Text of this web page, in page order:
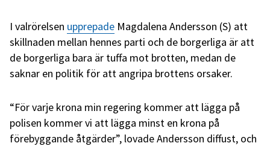
I valrörelsen upprepade Magdalena Andersson (S) att
skillnaden mellan hennes parti och de borgerliga är att
de borgerliga bara är tuffa mot brotten, medan de
saknar en politik för att angripa brottens orsaker.
“För varje krona min regering kommer att lägga på
polisen kommer vi att lägga minst en krona på
förebyggande åtgärder”, lovade Andersson diffust, och